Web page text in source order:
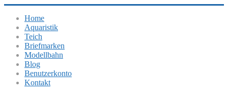
Home
Aquaristik
Teich
Briefmarken
Modellbahn
Blog
Benutzerkonto
Kontakt